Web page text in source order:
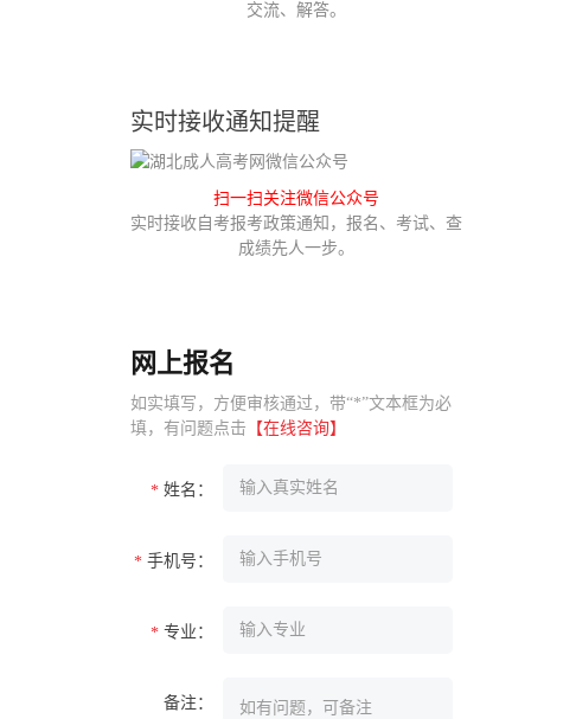
交流、解答。
实时接收通知提醒
扫一扫关注微信公众号
实时接收自考报考政策通知，报名、考试、查
成绩先人一步。
网上报名
如实填写，方便审核通过，带“*”文本框为必
填，有问题点击 【在线咨询】
* 姓名：
* 手机号：
* 专业：
备注：